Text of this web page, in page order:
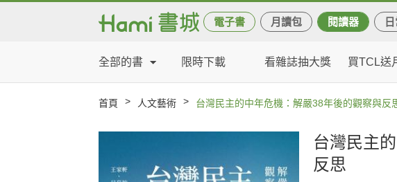
電子書 月讀包 閱讀器
全部的書 限時下載 看雜誌抽大獎 買TCL送
首頁 > 人文藝術 > 台灣民主的中年危機：解嚴38年後的觀察與反
台灣民主
反思